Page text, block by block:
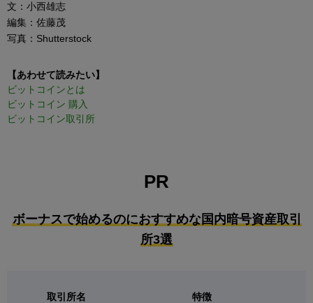
文：小西雄志
編集：佐藤茂
写真：Shutterstock
【あわせて読みたい】
ビットコインとは
ビットコイン 購入
ビットコイン取引所
PR
ボーナスで始めるのにおすすめな国内暗号資産取引
所3選
取引所名 特徴